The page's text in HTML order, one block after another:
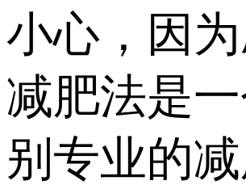
小心，因
减肥法是
别专业的